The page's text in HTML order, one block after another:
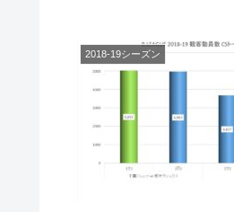
2018-19シーズン